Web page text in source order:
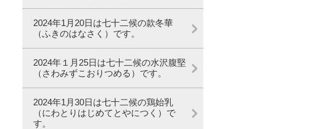
2024年1月20日は七十二候の款冬華
（ふきのはなさく）です。
2024年１月25日は七十二候の水沢腹堅
（さわみずこおりつめる）です。
2024年1月30日は七十二候の鶏始乳
（にわとりはじめてとやにつく）で
す。